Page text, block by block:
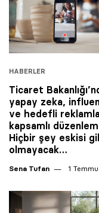
HABERLER
Ticaret
yapay zeka,
ve hedefli
kapsamlı
Hiçbir şey eskisi
olmayacak…
Sena Tufan 1